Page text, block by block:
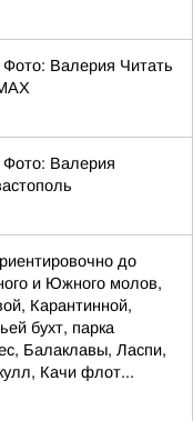
Валерия Читать
Фото: Валерия
до
и Южного молов,
Карантинной,
бухт, парка
Балаклавы, Ласпи,
Качи флот...